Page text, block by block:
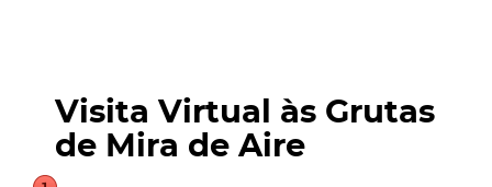
Visita Virtual às Grutas
de Mira de Aire